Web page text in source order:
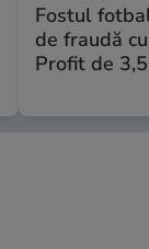
Fostul
de fraudă
Profit de